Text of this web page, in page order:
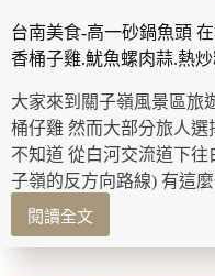
土
雞
櫻
桃
鴨
限
定
專
屬
台南美食-高一砂鍋魚頭
香桶子雞.魷魚螺肉蒜.熱
大家來到關子嶺風景區旅
桶仔雞 然而大部分旅人
不知道 從白河交流道下往
子嶺的反方向路線) 有這
閱讀全文
台
南